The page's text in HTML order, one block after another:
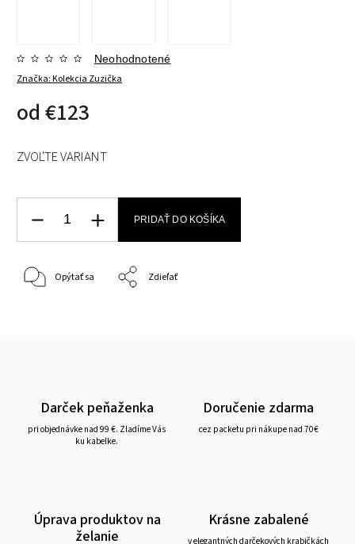
Značka:Kolekcia Zuzička
Neohodnotené
od €123
ZVOĽTE VARIANT
PRIDAŤ DO KOŠÍKA
Opýtať sa Zdieľať
Darček peňaženka
pri objednávke nad 99 €. Zladíme Vás
ku kabelke.
Doručenie zdarma
cez packetu pri nákupe nad 70€
Úprava produktov na
želanie
Krásne zabalené
v elegantných darčekových krabičkách